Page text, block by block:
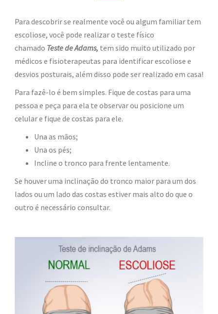
Para descobrir se realmente você ou algum familiar tem
escoliose, você pode realizar o teste físico
chamado Teste de Adams, tem sido muito utilizado por
médicos e fisioterapeutas para identificar escoliose e
desvios posturais, além disso pode ser realizado em casa!
Para fazê-lo é bem simples. Fique de costas para uma
pessoa e peça para ela te observar ou posicione um
celular e fique de costas para ele.
Una as mãos;
Una os pés;
Incline o tronco para frente lentamente.
Se houver uma inclinação do tronco maior para um dos
lados ou um lado das costas estiver mais alto do que o
outro é necessário consultar.